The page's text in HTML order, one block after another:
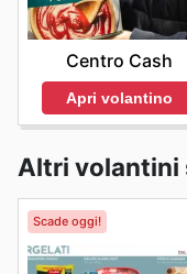
Centro Cash
Apri volantino
Altri volantini
Scade oggi!